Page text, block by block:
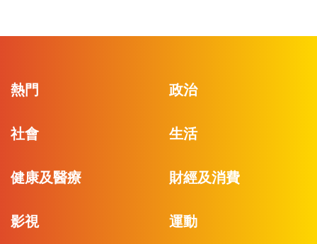
熱門 政治
社會 生活
健康及醫療 財經及消費
影視 運動